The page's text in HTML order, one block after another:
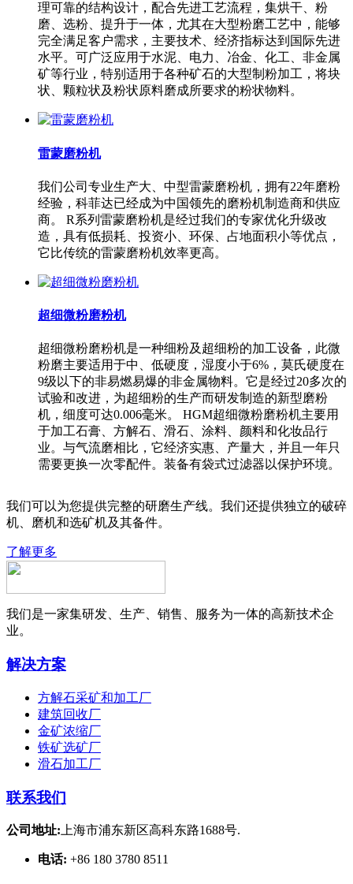
理可靠的结构设计，配合先进工艺流程，集烘干、粉
磨、选粉、提升于一体，尤其在大型粉磨工艺中，能够
完全满足客户需求，主要技术、经济指标达到国际先进
水平。可广泛应用于水泥、电力、冶金、化工、非金属
矿等行业，特别适用于各种矿石的大型制粉加工，将块
状、颗粒状及粉状原料磨成所要求的粉状物料。
雷蒙磨粉机
我们公司专业生产大、中型雷蒙磨粉机，拥有22年磨粉
经验，科菲达已经成为中国领先的磨粉机制造商和供应
商。 R系列雷蒙磨粉机是经过我们的专家优化升级改
造，具有低损耗、投资小、环保、占地面积小等优点，
它比传统的雷蒙磨粉机效率更高。
超细微粉磨粉机
超细微粉磨粉机是一种细粉及超细粉的加工设备，此微
粉磨主要适用于中、低硬度，湿度小于6%，莫氏硬度在
9级以下的非易燃易爆的非金属物料。它是经过20多次的
试验和改进，为超细粉的生产而研发制造的新型磨粉
机，细度可达0.006毫米。 HGM超细微粉磨粉机主要用
于加工石膏、方解石、滑石、涂料、颜料和化妆品行
业。与气流磨相比，它经济实惠、产量大，并且一年只
需要更换一次零配件。装备有袋式过滤器以保护环境。
我们可以为您提供完整的研磨生产线。我们还提供独立的破碎
机、磨机和选矿机及其备件。
了解更多
我们是一家集研发、生产、销售、服务为一体的高新技术企
业。
解决方案
方解石采矿和加工厂
建筑回收厂
金矿浓缩厂
铁矿选矿厂
滑石加工厂
联系我们
公司地址: 上海市浦东新区高科东路1688号.
电话: +86 180 3780 8511